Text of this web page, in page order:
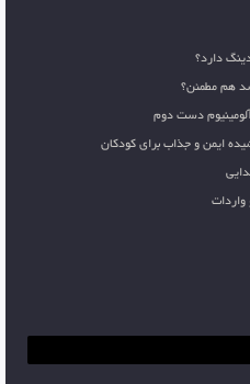
دارد؟
هم مطمئن؟
دست دوم
ایمن و جذاب برای کودکان
واردات